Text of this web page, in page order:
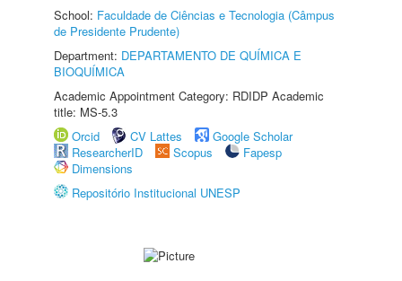
School: Faculdade de Ciências e Tecnologia (Câmpus
de Presidente Prudente)
Department: DEPARTAMENTO DE QUÍMICA E
BIOQUÍMICA
Academic Appointment Category: RDIDP Academic
title: MS-5.3
Orcid
CV Lattes
Google Scholar
ResearcherID
Scopus
Fapesp
Dimensions
Repositório Institucional UNESP